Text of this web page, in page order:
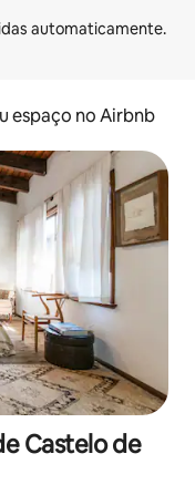
espaço no Airbnb
Castelo de